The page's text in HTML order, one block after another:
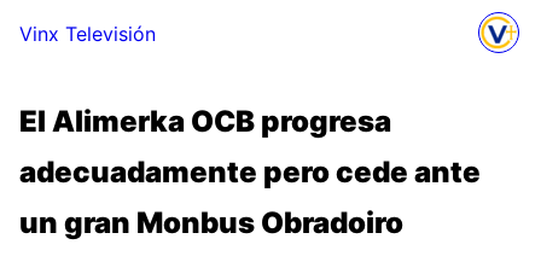
Vinx Televisión
El Alimerka OCB progresa
adecuadamente pero cede ante
un gran Monbus Obradoiro